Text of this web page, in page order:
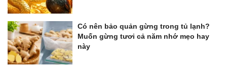
Có nên bảo quản gừng trong tủ lạnh?
Muốn gừng tươi cả năm nhớ mẹo hay
này